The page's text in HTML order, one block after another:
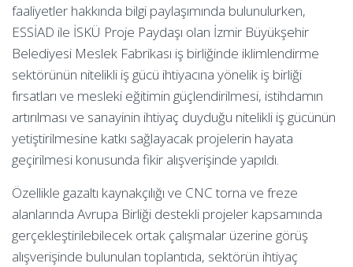
faaliyetler hakkında bilgi paylaşımında bulunulurken,
ESSİAD ile İSKÜ Proje Paydaşı olan İzmir Büyükşehir
Belediyesi Meslek Fabrikası iş birliğinde iklimlendirme
sektörünün nitelikli iş gücü ihtiyacına yönelik iş birliği
fırsatları ve mesleki eğitimin güçlendirilmesi, istihdamın
artırılması ve sanayinin ihtiyaç duyduğu nitelikli iş gücünün
yetiştirilmesine katkı sağlayacak projelerin hayata
geçirilmesi konusunda fikir alışverişinde yapıldı.
Özellikle gazaltı kaynakçılığı ve CNC torna ve freze
alanlarında Avrupa Birliği destekli projeler kapsamında
gerçekleştirilebilecek ortak çalışmalar üzerine görüş
alışverişinde bulunulan toplantıda, sektörün ihtiyaç